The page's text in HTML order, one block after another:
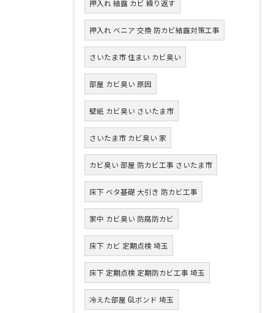
押入れ 結露 カビ 繰り返す
押入れ ベニア 交換 防カビ結露対策工事
さいたま市 住まい カビ臭い
部屋 カビ臭い 原因
壁紙 カビ臭い さいたま市
さいたま市 カビ臭い 家
カビ臭い 部屋 防カビ工事 さいたま市
床下 ベタ基礎 大引き 防カビ工事
家中 カビ臭い 防腐防カビ
床下 カビ 定期点検 埼玉
床下 定期点検 定期防カビ工事 埼玉
冷えた部屋 GLボンド 埼玉